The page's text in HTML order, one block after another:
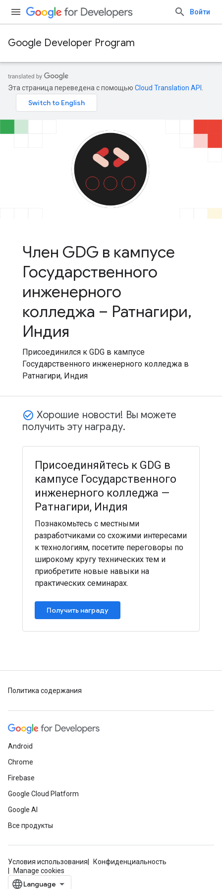
Войти
Google Developer Program
Эта страница переведена с помощью Cloud Translation API
Член GDG в кампусе
Государственного
инженерного
колледжа – Ратнагири,
Индия
Присоединился к GDG в кампусе
Государственного инженерного колледжа в
Ратнагири, Индия
check_circle_outline Хорошие новости! Вы можете
получить эту награду.
Присоединяйтесь к GDG в
кампусе Государственного
инженерного колледжа —
Ратнагири, Индия
Познакомьтесь с местными
разработчиками со схожими интересами
к технологиям, посетите переговоры по
широкому кругу технических тем и
приобретите новые навыки на
практических семинарах.
Получить награду
Политика содержания
Android
Chrome
Firebase
Google Cloud Platform
Google AI
Все продукты
Условия использования
Конфиденциальность
Manage cookies